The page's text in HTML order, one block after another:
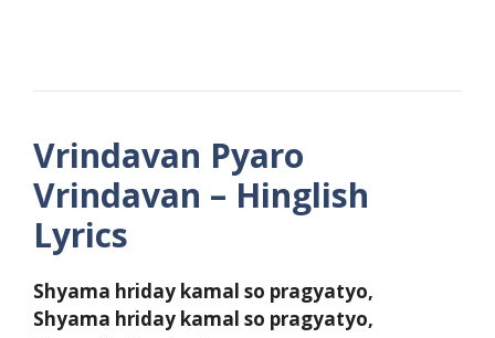
Vrindavan Pyaro
Vrindavan – Hinglish
Lyrics
Shyama hriday kamal so pragyatyo,
Shyama hriday kamal so pragyatyo,